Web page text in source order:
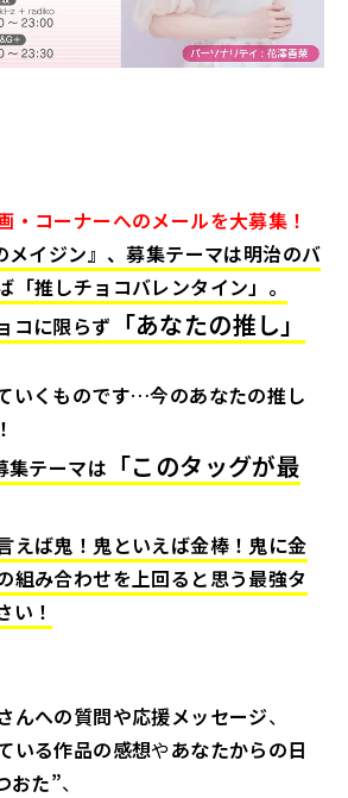
・コーナーへのメールを大募集！
メイジン』、募集テーマは明治のバ
「推しチョコバレンタイン」。
コに限らず 「あなたの推し」
いくものです…今のあなたの推し
集テーマは 「このタッグが最
えば鬼！鬼といえば金棒！鬼に金
組み合わせを上回ると思う最強タ
い！
んへの質問や応援メッセージ、
いる作品の感想やあなたからの日
おた”、